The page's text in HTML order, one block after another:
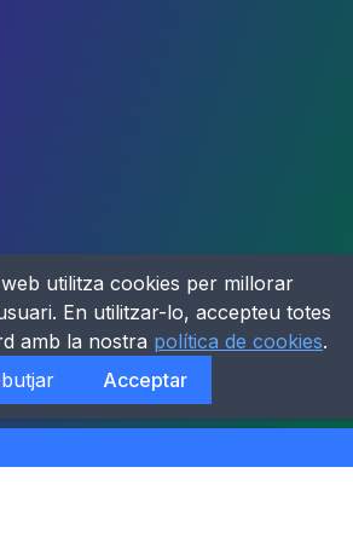
utilitza cookies per millorar
En utilitzar-lo, accepteu totes
amb la nostra política de cookies.
Acceptar